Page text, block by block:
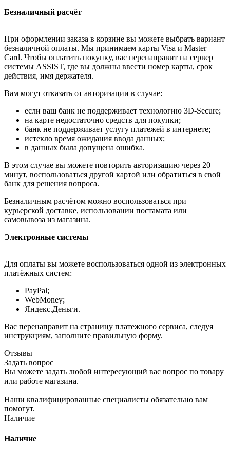
Безналичный расчёт
При оформлении заказа в корзине вы можете выбрать вариант
безналичной оплаты. Мы принимаем карты Visa и Master
Card. Чтобы оплатить покупку, вас перенаправит на сервер
системы ASSIST, где вы должны ввести номер карты, срок
действия, имя держателя.
Вам могут отказать от авторизации в случае:
если ваш банк не поддерживает технологию 3D-Secure;
на карте недостаточно средств для покупки;
банк не поддерживает услугу платежей в интернете;
истекло время ожидания ввода данных;
в данных была допущена ошибка.
В этом случае вы можете повторить авторизацию через 20
минут, воспользоваться другой картой или обратиться в свой
банк для решения вопроса.
Безналичным расчётом можно воспользоваться при
курьерской доставке, использовании постамата или
самовывоза из магазина.
Электронные системы
Для оплаты вы можете воспользоваться одной из электронных
платёжных систем:
PayPal;
WebMoney;
Яндекс.Деньги.
Вас перенаправит на страницу платежного сервиса, следуя
инструкциям, заполните правильную форму.
Отзывы
Задать вопрос
Вы можете задать любой интересующий вас вопрос по товару
или работе магазина.
Наши квалифицированные специалисты обязательно вам
помогут.
Наличие
Наличие